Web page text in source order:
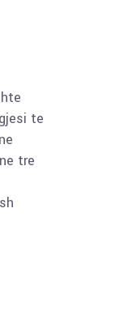
te
tre